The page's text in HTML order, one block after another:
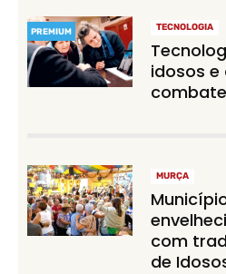
PREMIUM TECNOLOGIA
idosos e
MURÇA
com
de